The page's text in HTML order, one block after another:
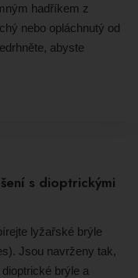
hadříkem z
nebo opláchnutý od
abyste
s dioptrickými
lyžařské brýle
Jsou navrženy tak,
brýle a